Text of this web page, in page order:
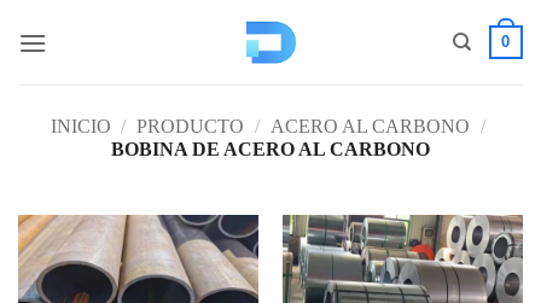
0
INICIO / PRODUCTO / ACERO AL CARBONO /
BOBINA DE ACERO AL CARBONO